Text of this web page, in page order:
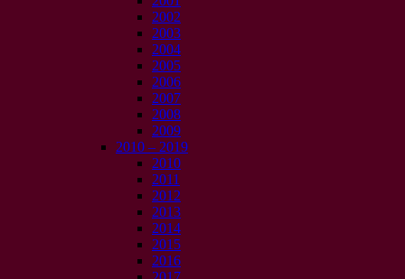
2002
2003
2004
2005
2006
2007
2008
2009
2010 – 2019
2010
2011
2012
2013
2014
2015
2016